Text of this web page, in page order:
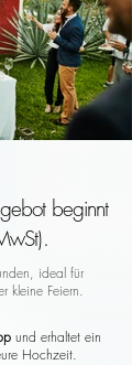
beginnt
ideal für
kleine Feiern.
und erhaltet ein
Hochzeit.